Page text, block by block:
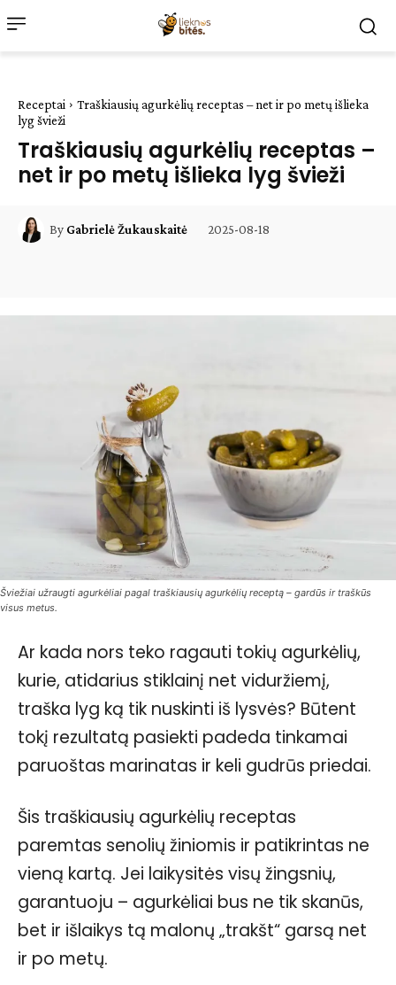
Receptai
Traškiausių agurkėlių receptas – net ir po metų išlieka
lyg švieži
Traškiausių agurkėlių receptas –
net ir po metų išlieka lyg švieži
By Gabrielė Žukauskaitė 2025-08-18
Šviežiai užraugti agurkėliai pagal traškiausių agurkėlių receptą – gardūs ir traškūs
visus metus.
Ar kada nors teko ragauti tokių agurkėlių,
kurie, atidarius stiklainį net viduržiemį,
traška lyg ką tik nuskinti iš lysvės? Būtent
tokį rezultatą pasiekti padeda tinkamai
paruoštas marinatas ir keli gudrūs priedai.
Šis traškiausių agurkėlių receptas
paremtas senolių žiniomis ir patikrintas ne
vieną kartą. Jei laikysitės visų žingsnių,
garantuoju – agurkėliai bus ne tik skanūs,
bet ir išlaikys tą malonų „trakšt“ garsą net
ir po metų.